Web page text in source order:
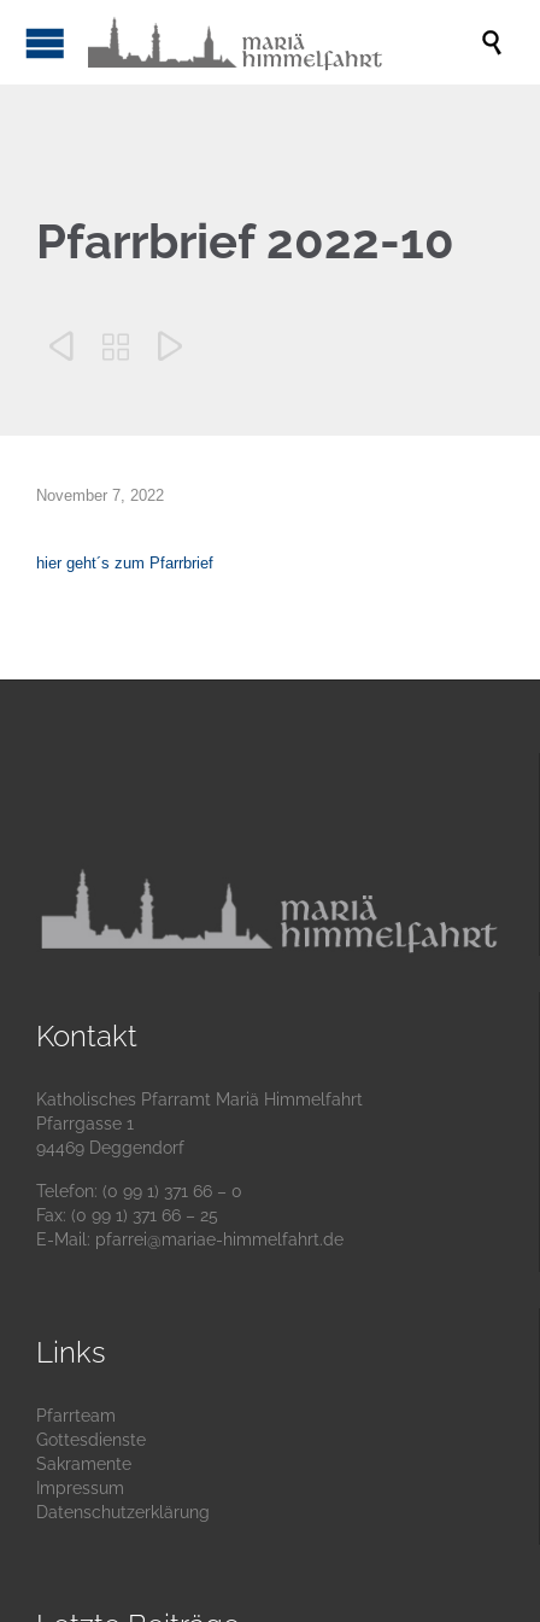

Pfarrbrief 2022-10
  
November 7, 2022
hier geht´s zum Pfarrbrief
Kontakt
Katholisches Pfarramt Mariä Himmelfahrt
Pfarrgasse 1
94469 Deggendorf
Telefon: (0 99 1) 371 66 – 0
Fax: (0 99 1) 371 66 – 25
E-Mail: pfarrei@mariae-himmelfahrt.de
Links
Pfarrteam
Gottesdienste
Sakramente
Impressum
Datenschutzerklärung